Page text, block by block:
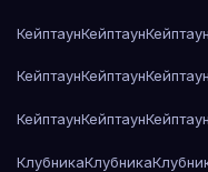
КейптаунКейптаунКейптаун
КейптаунКейптаунКейптаун
КейптаунКейптаунКейптаун
КлубникаКлубника